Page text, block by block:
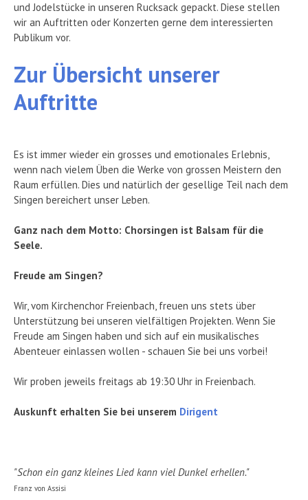
und Jodelstücke in unseren Rucksack gepackt. Diese stellen
wir an Auftritten oder Konzerten gerne dem interessierten
Publikum vor.
Zur Übersicht unserer
Auftritte
Es ist immer wieder ein grosses und emotionales Erlebnis,
wenn nach vielem Üben die Werke von grossen Meistern den
Raum erfüllen. Dies und natürlich der gesellige Teil nach dem
Singen bereichert unser Leben.
Ganz nach dem Motto: Chorsingen ist Balsam für die
Seele.
Freude am Singen?
Wir, vom Kirchenchor Freienbach, freuen uns stets über
Unterstützung bei unseren vielfältigen Projekten. Wenn Sie
Freude am Singen haben und sich auf ein musikalisches
Abenteuer einlassen wollen - schauen Sie bei uns vorbei!
Wir proben jeweils freitags ab 19:30 Uhr in Freienbach.
Auskunft erhalten Sie bei unserem Dirigent
"Schon ein ganz kleines Lied kann viel Dunkel erhellen."
Franz von Assisi